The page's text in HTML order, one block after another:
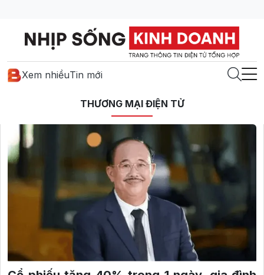
Xem nhiềuTin mới
THƯƠNG MẠI ĐIỆN TỬ